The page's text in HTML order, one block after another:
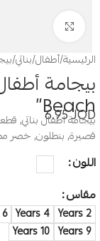
الرئيسية/أطفال/بناتي/
Beach”
6.95JOD
قصيرة, بنطلون, خصر
اللون
مقاس
2 Years
4 Years
6 Years
9 Years
10 Years